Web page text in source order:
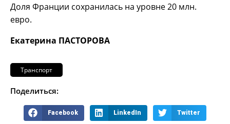
Доля Франции сохранилась на уровне 20 млн.
евро.
Екатерина ПАСТОРОВА
Транспорт
Поделиться:
Facebook LinkedIn Twitter